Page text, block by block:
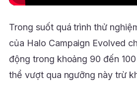
Trong suốt quá trình thử
của Halo Campaign Evolved
động trong khoảng 90 đến
thể vượt qua ngưỡng này trừ